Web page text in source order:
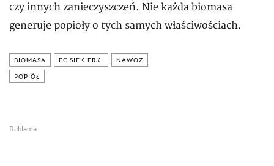
czy innych zanieczyszczeń. Nie każda biomasa
generuje popioły o tych samych właściwościach.
BIOMASA EC SIEKIERKI NAWÓZ
POPIÓŁ
Reklama